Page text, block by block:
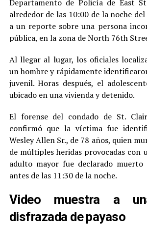
Departamento de Policía de East
alrededor de las 10:00 de la noche
a un reporte sobre una persona
pública, en la zona de North 76th
Al llegar al lugar, los oficiales
un hombre y rápidamente
juvenil. Horas después, el
ubicado en una vivienda y detenido.
El forense del condado de St.
confirmó que la víctima fue
Wesley Allen Sr., de 78 años, quien
de múltiples heridas provocadas con
adulto mayor fue declarado
antes de las 11:30 de la noche.
Video muestra a
disfrazada de payaso